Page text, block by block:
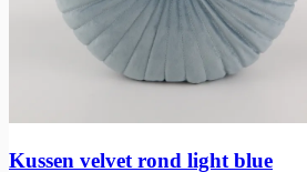
Kussen velvet rond light blue